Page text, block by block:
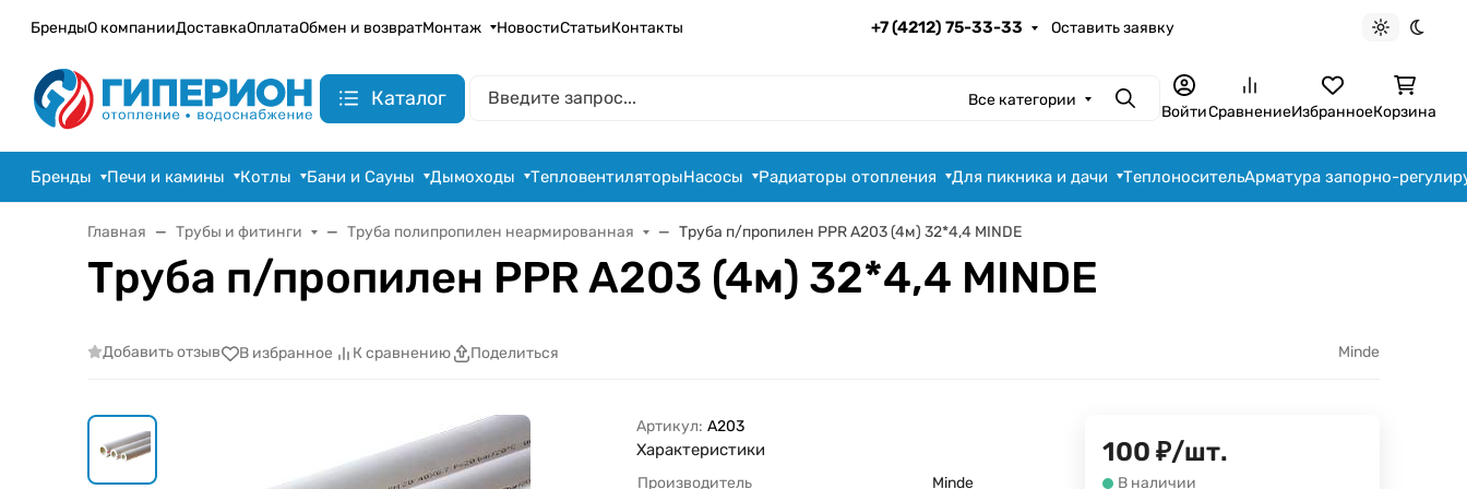
БрендыО компанииДоставкаОплатаОбмен и возвратМонтаж НовостиСтатьиКонтакты +7 (4212) 75-33-33 Оставить заявку
Светлая
Каталог Все категории ПоискВойтиСравнениеИзбранноеКорзина
Бренды Печи и камины Котлы Бани и Сауны Дымоходы ТепловентиляторыНасосы Радиаторы отопления Для пикника и дачи ТеплоносительАрматура запорно-
Главная Трубы и фитинги Труба полипропилен неармированная Труба п/пропилен PPR A203 (4м) 32*4,4 MINDE
Труба п/пропилен PPR A203 (4м) 32*4,4 MINDE
Добавить отзыв В избранное К сравнению Поделиться Minde
Артикул: A203
Характеристики
Производитель Minde
100 ₽/шт.
В наличии